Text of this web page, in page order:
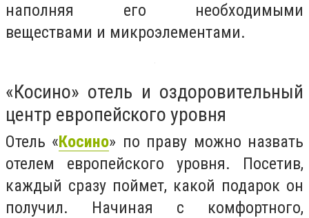
наполняя его необходимыми
веществами и микроэлементами.
«Косино» отель и оздоровительный
центр европейского уровня
Отель «Косино» по праву можно назвать
отелем европейского уровня. Посетив,
каждый сразу поймет, какой подарок он
получил. Начиная с комфортного,